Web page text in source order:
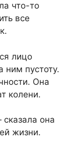
что-то
все
лицо
ним пустоту.
Она
колени.
она
жизни.